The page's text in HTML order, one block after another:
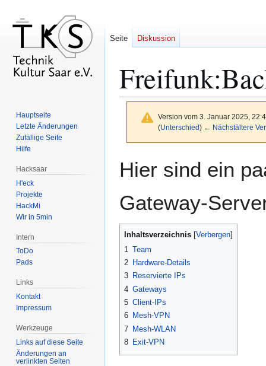
Version vom 3. Januar 2025,
(Unterschied) ← Nächstältere
Navigation
Suche
Hier sind ein
Gateway-
Inhaltsverzeichnis
1 Team
2 Hardware-Details
3 Reservierte IPs
4 Gateways
5 Client-IPs
6 Mesh-VPN
7 Mesh-WLAN
8 Exit-VPN
Seite Diskussion
Hauptseite
Letzte Änderungen
Zufällige Seite
Hilfe
Hacksaar
H'eck
Projekte
HackMi
Wir in 5min
Intern
ToDo
Pads
Links
Kontakt
Impressum
Werkzeuge
Links auf diese Seite
Änderungen an
verlinkten Seiten